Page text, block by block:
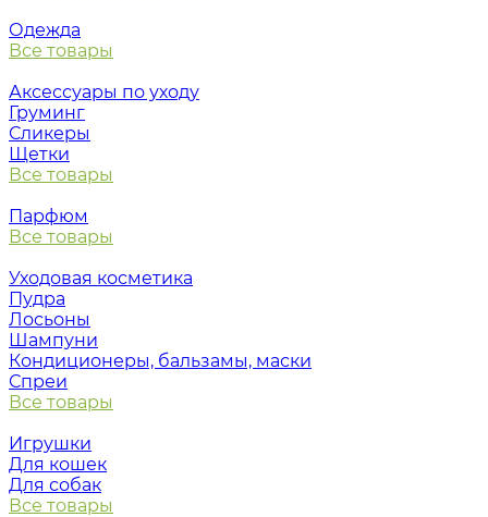
Одежда
Все товары
Аксессуары по уходу
Груминг
Сликеры
Щетки
Все товары
Парфюм
Все товары
Уходовая косметика
Пудра
Лосьоны
Шампуни
Кондиционеры, бальзамы, маски
Спреи
Все товары
Игрушки
Для кошек
Для собак
Все товары